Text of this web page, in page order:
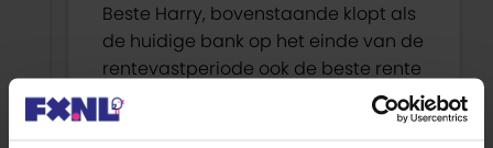
Beste Harry, bovenstaande klopt als
de huidige bank op het einde van de
rentevastperiode ook de beste rente
en voorwaarden aanbiedt. Vaak is
dit niet het geval en zijn er betere